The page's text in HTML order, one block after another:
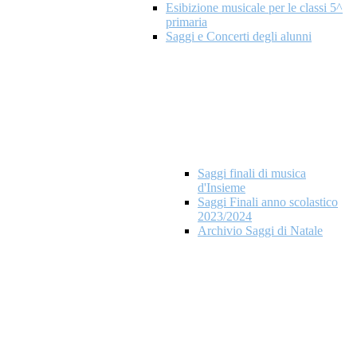
Esibizione musicale per le classi 5^
primaria
Saggi e Concerti degli alunni
Saggi finali di musica
d'Insieme
Saggi Finali anno scolastico
2023/2024
Archivio Saggi di Natale